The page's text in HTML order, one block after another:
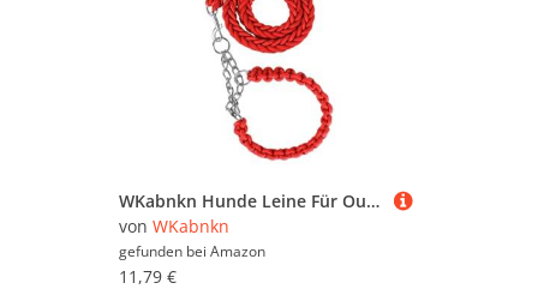
WKabnkn Hunde Leine Für Outdoor Walking Nopull Haustiertraining Leiter Praktisches Nylon Leine Einstellbares Traktionsseil Für Große Hunde Blei
von WKabnkn
gefunden bei Amazon
11,79 €